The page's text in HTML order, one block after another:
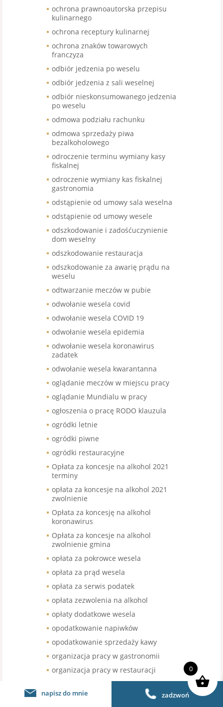
ochrona prawnoautorska przepisu
kulinarnego
ochrona receptury kulinarnej
ochrona znaków towarowych
franczyza
odbiór jedzenia po weselu
odbiór jedzenia z sali weselnej
odbiór nieskonsumowanego jedzenia
po weselu
odmowa podziału rachunku
odmowa sprzedaży piwa
bezalkoholowego
odroczenie terminu wymiany kasy
fiskalnej
odroczenie wymiany kas fiskalnej
gastronomia
odstąpienie od umowy sala weselna
odstąpienie od umowy wesele
odszkodowanie i zadośćuczynienie
dom weselny
odszkodowanie restauracja
odszkodowanie za awarię prądu na
weselu
odtwarzanie meczów w pubie
odwołanie wesela covid
odwołanie wesela COVID 19
odwołanie wesela epidemia
odwołanie wesela koronawirus
zadatek
odwołanie wesela kwarantanna
oglądanie meczów w miejscu pracy
oglądanie Mundialu w pracy
ogłoszenia o pracę RODO klauzula
ogródki letnie
ogródki piwne
ogródki restauracyjne
Opłata za koncesje na alkohol 2021
terminy
opłata za koncesje na alkohol 2021
zwolnienie
Opłata za koncesję na alkohol
koronawirus
Opłata za koncesje na alkohol
zwolnienie gmina
opłata za pokrowce wesela
opłata za prąd wesela
opłata za serwis podatek
opłata zezwolenia na alkohol
opłaty dodatkowe wesela
opodatkowanie napiwków
opodatkowanie sprzedaży kawy
organizacja pracy w gastronomii
organizacja pracy w restauracji
organizacja urodzin stawka VAT
organizacja wesel
napisz do mnie zadzwoń
0